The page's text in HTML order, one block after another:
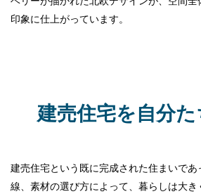
印象に仕上がっています。
建売住宅を自分た
建売住宅という既に完成された住まいであ
線、素材の選び方によって、暮らしは大き